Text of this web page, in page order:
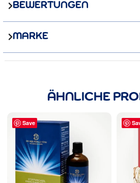
BEWERTUNGEN
MARKE
ÄHNLICHE
Save